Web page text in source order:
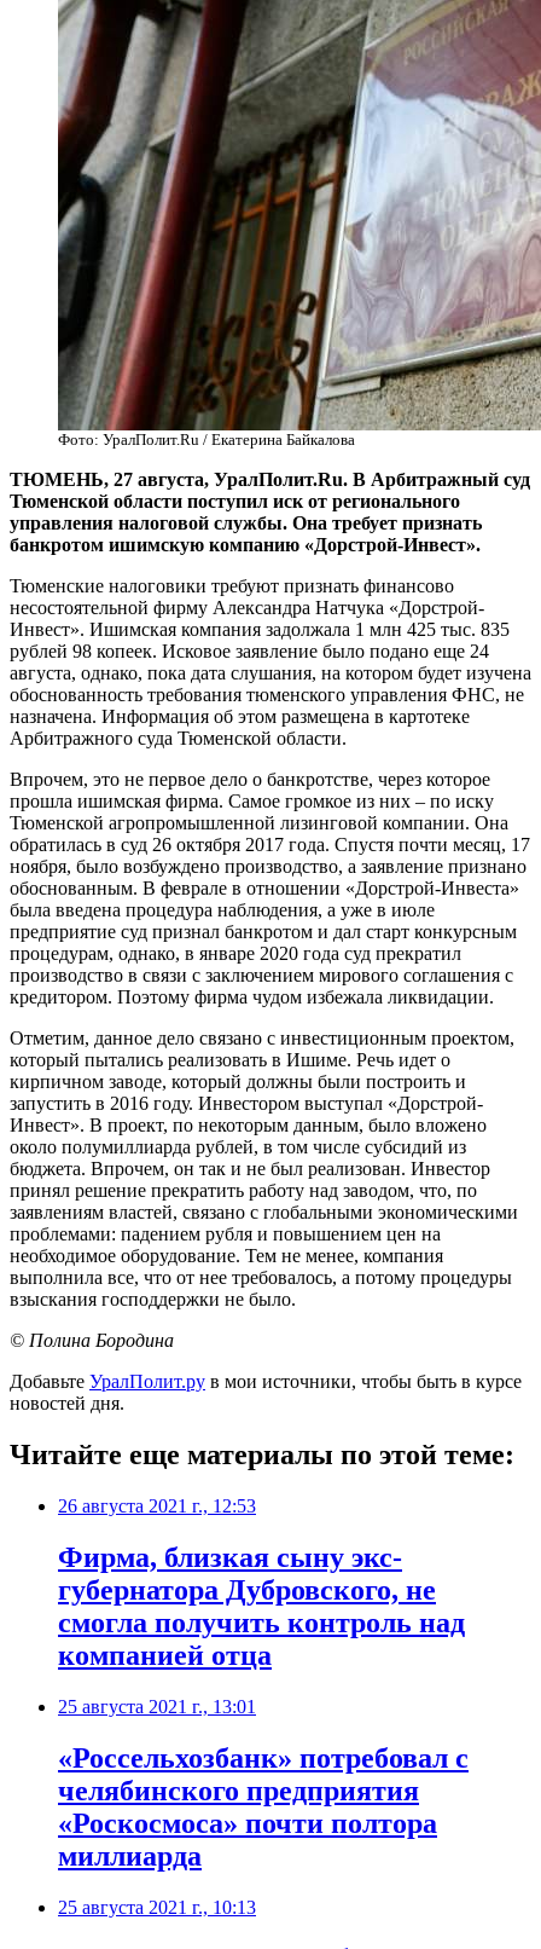
Фото: УралПолит.Ru / Екатерина Байкалова
ТЮМЕНЬ, 27 августа, УралПолит.Ru. В Арбитражный суд
Тюменской области поступил иск от регионального
управления налоговой службы. Она требует признать
банкротом ишимскую компанию «Дорстрой-Инвест».
Тюменские налоговики требуют признать финансово
несостоятельной фирму Александра Натчука «Дорстрой-
Инвест». Ишимская компания задолжала 1 млн 425 тыс. 835
рублей 98 копеек. Исковое заявление было подано еще 24
августа, однако, пока дата слушания, на котором будет изучена
обоснованность требования тюменского управления ФНС, не
назначена. Информация об этом размещена в картотеке
Арбитражного суда Тюменской области.
Впрочем, это не первое дело о банкротстве, через которое
прошла ишимская фирма. Самое громкое из них – по иску
Тюменской агропромышленной лизинговой компании. Она
обратилась в суд 26 октября 2017 года. Спустя почти месяц, 17
ноября, было возбуждено производство, а заявление признано
обоснованным. В феврале в отношении «Дорстрой-Инвеста»
была введена процедура наблюдения, а уже в июле
предприятие суд признал банкротом и дал старт конкурсным
процедурам, однако, в январе 2020 года суд прекратил
производство в связи с заключением мирового соглашения с
кредитором. Поэтому фирма чудом избежала ликвидации.
Отметим, данное дело связано с инвестиционным проектом,
который пытались реализовать в Ишиме. Речь идет о
кирпичном заводе, который должны были построить и
запустить в 2016 году. Инвестором выступал «Дорстрой-
Инвест». В проект, по некоторым данным, было вложено
около полумиллиарда рублей, в том числе субсидий из
бюджета. Впрочем, он так и не был реализован. Инвестор
принял решение прекратить работу над заводом, что, по
заявлениям властей, связано с глобальными экономическими
проблемами: падением рубля и повышением цен на
необходимое оборудование. Тем не менее, компания
выполнила все, что от нее требовалось, а потому процедуры
взыскания господдержки не было.
© Полина Бородина
Добавьте УралПолит.ру в мои источники, чтобы быть в курсе
новостей дня.
Читайте еще материалы по этой теме:
26 августа 2021 г., 12:53
​Фирма, близкая сыну экс-
губернатора Дубровского, не
смогла получить контроль над
компанией отца
25 августа 2021 г., 13:01
​«Россельхозбанк» потребовал с
челябинского предприятия
«Роскосмоса» почти полтора
миллиарда
25 августа 2021 г., 10:13